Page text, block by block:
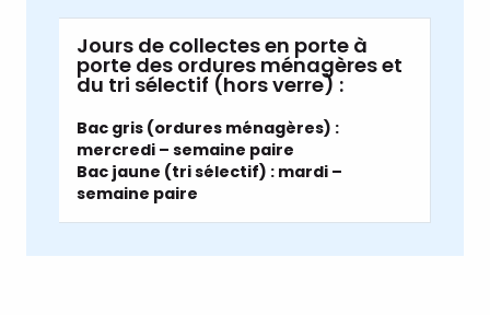
Jours de collectes en porte à
porte des ordures ménagères et
du tri sélectif (hors verre) :
Bac gris (ordures ménagères) :
mercredi – semaine paire
Bac jaune (tri sélectif) : mardi –
semaine paire